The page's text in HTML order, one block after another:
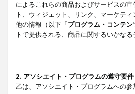
によるこれらの商品およびサービスの
ト、ウィジェット、リンク、マーケテ
他の情報（以下「プログラム・コンテン
トで提供される、商品に関するいかな
2. アソシエイト・プログラムの遵守要件
乙は、アソシエイト・プログラムへの